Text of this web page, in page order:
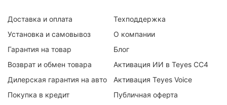
Доставка и оплата
Установка и самовывоз
Гарантия на товар
Возврат и обмен товара
Дилерская гарантия на авто
Покупка в кредит
Техподдержка
О компании
Блог
Активация ИИ в Teyes CC4
Активация Teyes Voice
Публичная оферта